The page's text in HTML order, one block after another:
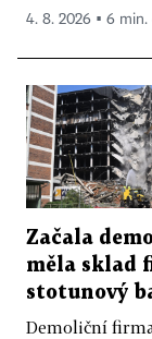
4. 8. 2026 ▪ 6 min.
Začala
měla sklad
stotunový
Demoliční